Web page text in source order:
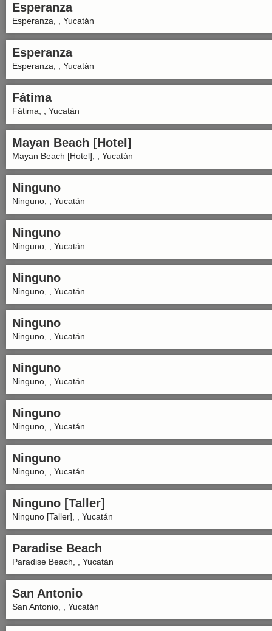
Esperanza
Esperanza, , Yucatán
Esperanza
Esperanza, , Yucatán
Fátima
Fátima, , Yucatán
Mayan Beach [Hotel]
Mayan Beach [Hotel], , Yucatán
Ninguno
Ninguno, , Yucatán
Ninguno
Ninguno, , Yucatán
Ninguno
Ninguno, , Yucatán
Ninguno
Ninguno, , Yucatán
Ninguno
Ninguno, , Yucatán
Ninguno
Ninguno, , Yucatán
Ninguno
Ninguno, , Yucatán
Ninguno [Taller]
Ninguno [Taller], , Yucatán
Paradise Beach
Paradise Beach, , Yucatán
San Antonio
San Antonio, , Yucatán